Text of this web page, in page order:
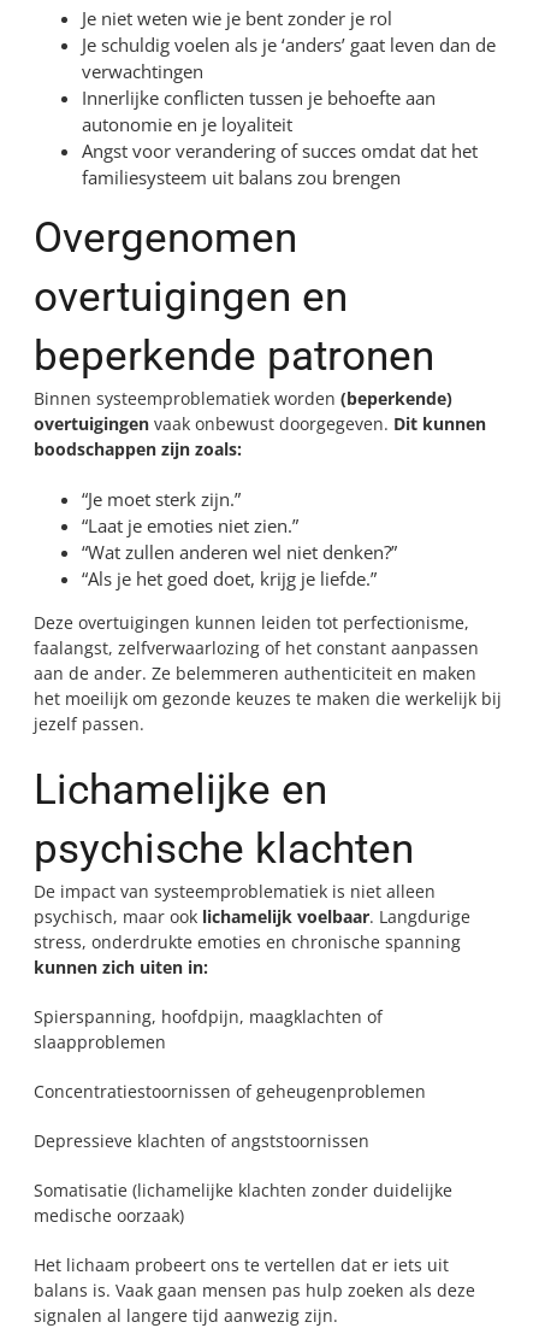
Je niet weten wie je bent zonder je rol
Je schuldig voelen als je ‘anders’ gaat leven dan de
verwachtingen
Innerlijke conflicten tussen je behoefte aan
autonomie en je loyaliteit
Angst voor verandering of succes omdat dat het
familiesysteem uit balans zou brengen
Overgenomen
overtuigingen en
beperkende patronen
Binnen systeemproblematiek worden (beperkende)
overtuigingenvaak onbewust doorgegeven. Dit kunnen
boodschappen zijn zoals:
“Je moet sterk zijn.”
“Laat je emoties niet zien.”
“Wat zullen anderen wel niet denken?”
“Als je het goed doet, krijg je liefde.”
Deze overtuigingen kunnen leiden tot perfectionisme,
faalangst, zelfverwaarlozing of het constant aanpassen
aan de ander. Ze belemmeren authenticiteit en maken
het moeilijk om gezonde keuzes te maken die werkelijk bij
jezelf passen.
Lichamelijke en
psychische klachten
De impact van systeemproblematiek is niet alleen
psychisch, maar ook lichamelijk voelbaar. Langdurige
stress, onderdrukte emoties en chronische spanning
kunnen zich uiten in:
Spierspanning, hoofdpijn, maagklachten of
slaapproblemen
Concentratiestoornissen of geheugenproblemen
Depressieve klachten of angststoornissen
Somatisatie (lichamelijke klachten zonder duidelijke
medische oorzaak)
Het lichaam probeert ons te vertellen dat er iets uit
balans is. Vaak gaan mensen pas hulp zoeken als deze
signalen al langere tijd aanwezig zijn.